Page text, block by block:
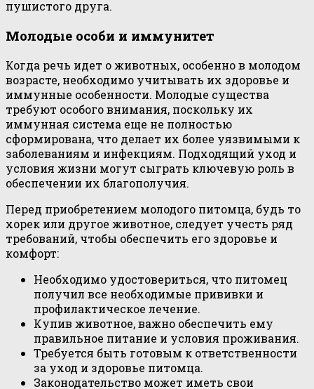
пушистого друга.
Молодые особи и иммунитет
Когда речь идет о животных, особенно в молодом
возрасте, необходимо учитывать их здоровье и
иммунные особенности. Молодые существа
требуют особого внимания, поскольку их
иммунная система еще не полностью
сформирована, что делает их более уязвимыми к
заболеваниям и инфекциям. Подходящий уход и
условия жизни могут сыграть ключевую роль в
обеспечении их благополучия.
Перед приобретением молодого питомца, будь то
хорек или другое животное, следует учесть ряд
требований, чтобы обеспечить его здоровье и
комфорт:
Необходимо удостовериться, что питомец
получил все необходимые прививки и
профилактическое лечение.
Купив животное, важно обеспечить ему
правильное питание и условия проживания.
Требуется быть готовым к ответственности
за уход и здоровье питомца.
Законодательство может иметь свои